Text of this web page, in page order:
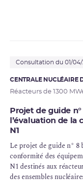
Consultation du 01/
CENTRALE NUCLÉAIRE
Réacteurs de 1300
Projet de guide
l’évaluation de la
N1
Le projet de guide n° 8
conformité des
N1 destinés aux
des ensembles